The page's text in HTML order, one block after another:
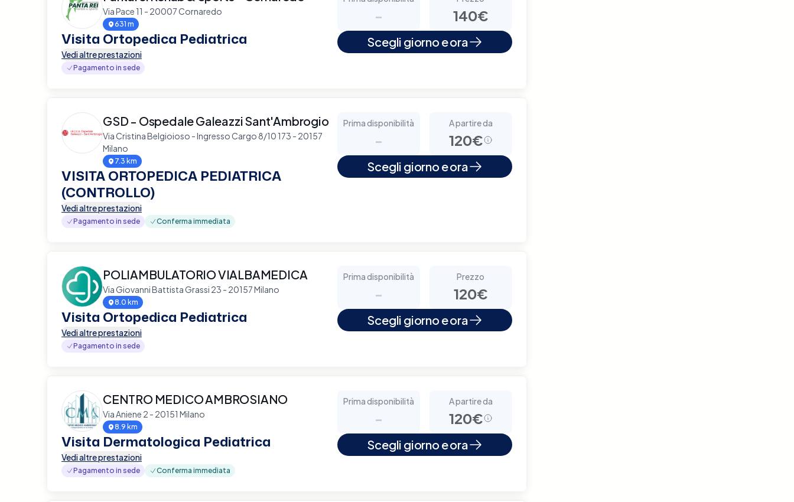
Via Pace 11 - 20007 Cornaredo
631 m
Visita Ortopedica Pediatrica
Vedi altre prestazioni
Pagamento in sede
- 140€
Scegli giorno e ora
GSD - Ospedale Galeazzi Sant'Ambrogio
Via Cristina Belgioioso - Ingresso Cargo 8/10 173 - 20157
Milano
7.3 km
VISITA ORTOPEDICA PEDIATRICA
(CONTROLLO)
Vedi altre prestazioni
Pagamento in sede Conferma immediata
Prima disponibilità
-
A partire da
120€
Scegli giorno e ora
POLIAMBULATORIO VIALBAMEDICA
Via Giovanni Battista Grassi 23 - 20157 Milano
8.0 km
Visita Ortopedica Pediatrica
Vedi altre prestazioni
Pagamento in sede
Prima disponibilità
-
Prezzo
120€
Scegli giorno e ora
CENTRO MEDICO AMBROSIANO
Via Aniene 2 - 20151 Milano
8.9 km
Visita Dermatologica Pediatrica
Vedi altre prestazioni
Pagamento in sede Conferma immediata
Prima disponibilità
-
A partire da
120€
Scegli giorno e ora